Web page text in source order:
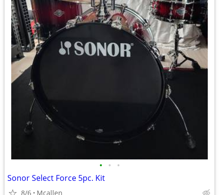
• • •
Sonor Select Force 5pc. Kit
8/6 Mcallen